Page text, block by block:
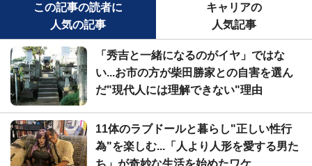
この記事の読者に
人気の記事
キャリアの
人気記事
「秀吉と一緒になるのがイヤ」ではな
い...お市の方が柴田勝家との自害を選ん
だ"現代人には理解できない"理由
11体のラブドールと暮らし"正しい性行
為"を楽しむ...「人より人形を愛する男た
ち」が奇妙な生活を始めたワケ